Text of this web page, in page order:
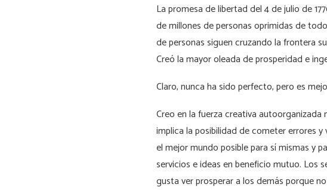
La promesa de libertad del 4 de julio de
de millones de personas oprimidas de
de personas siguen cruzando la frontera
Creó la mayor oleada de prosperidad e
Claro, nunca ha sido perfecto, pero es
Creo en la fuerza creativa
implica la posibilidad de cometer errores
el mejor mundo posible para sí mismas y
servicios e ideas en beneficio mutuo. Los
gusta ver prosperar a los demás porque